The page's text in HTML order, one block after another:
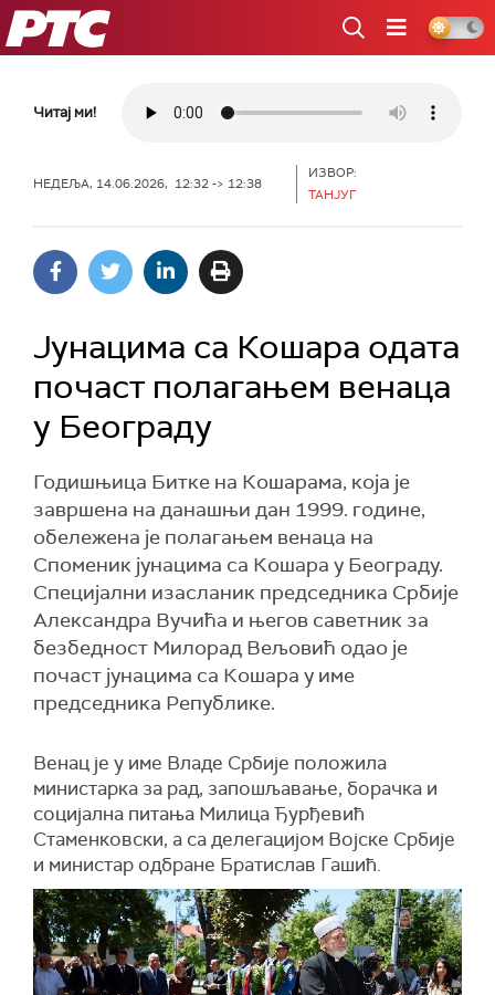
РТС
Читај ми!
НЕДЕЉА, 14.06.2026, 12:32 -> 12:38
ИЗВОР:
ТАНЈУГ
Јунацима са Кошара одата
почаст полагањем венаца
у Београду
Годишњица Битке на Кошарама, која је
завршена на данашњи дан 1999. године,
обележена је полагањем венаца на
Споменик јунацима са Кошара у Београду.
Специјални изасланик председника Србије
Александра Вучића и његов саветник за
безбедност Милорад Вељовић одао је
почаст јунацима са Кошара у име
председника Републике.
Венац је у име Владе Србије положила
министарка за рад, запошљавање, борачка и
социјална питања Милица Ђурђевић
Стаменковски, а са делегацијом Војске Србије
и министар одбране Братислав Гашић.